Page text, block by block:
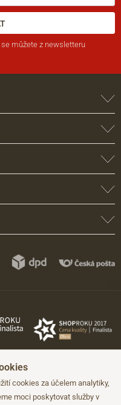
se můžete z newsletteru
cookies za účelem analytiky,
moci poskytovat služby v